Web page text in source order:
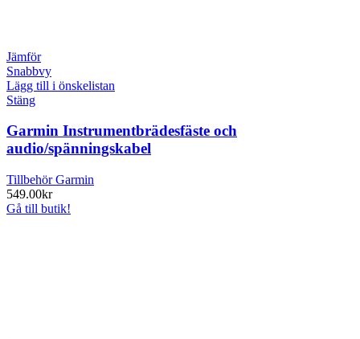
Jämför
Snabbvy
Lägg till i önskelistan
Stäng
Garmin Instrumentbrädesfäste och
audio/spänningskabel
Tillbehör Garmin
549.00kr
Gå till butik!